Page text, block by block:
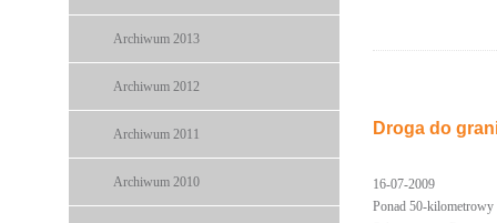
Archiwum 2013
Archiwum 2012
Archiwum 2011
Archiwum 2010
Droga do
16-07-2009
Ponad 50-kilometrowy